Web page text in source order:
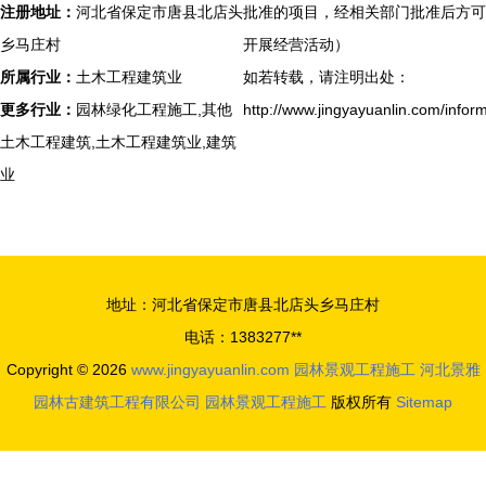
注册地址： 河北省保定市唐县北店头
乡马庄村
所属行业： 土木工程建筑业
更多行业： 园林绿化工程施工,其他
土木工程建筑,土木工程建筑业,建筑
业
批准的项目，经相关部门批准后方可
开展经营活动）
如若转载，请注明出处：
http://www.jingyayuanlin.com/
地址：河北省保定市唐县北店头乡马庄村
电话：1383277**
Copyright © 2026 www.jingyayuanlin.com 园林景观工程施工 河北景雅
园林古建筑工程有限公司 园林景观工程施工 版权所有 Sitemap